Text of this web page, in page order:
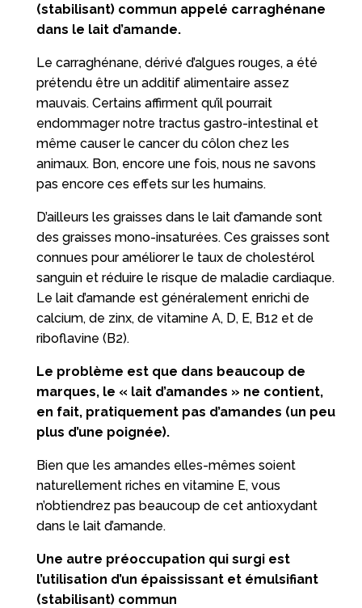
(stabilisant) commun appelé carraghénane
dans le lait d’amande.
Le carraghénane, dérivé d’algues rouges, a été
prétendu être un additif alimentaire assez
mauvais. Certains affirment qu’il pourrait
endommager notre tractus gastro-intestinal et
même causer le cancer du côlon chez les
animaux. Bon, encore une fois, nous ne savons
pas encore ces effets sur les humains.
D’ailleurs les graisses dans le lait d’amande sont
des graisses mono-insaturées. Ces graisses sont
connues pour améliorer le taux de cholestérol
sanguin et réduire le risque de maladie cardiaque.
Le lait d’amande est généralement enrichi de
calcium, de zinx, de vitamine A, D, E, B12 et de
riboflavine (B2).
Le problème est que dans beaucoup de
marques, le « lait d’amandes » ne contient,
en fait, pratiquement pas d’amandes (un peu
plus d’une poignée).
Bien que les amandes elles-mêmes soient
naturellement riches en vitamine E, vous
n’obtiendrez pas beaucoup de cet antioxydant
dans le lait d’amande.
Une autre préoccupation qui surgi est
l’utilisation d’un épaississant et émulsifiant
(stabilisant) commun